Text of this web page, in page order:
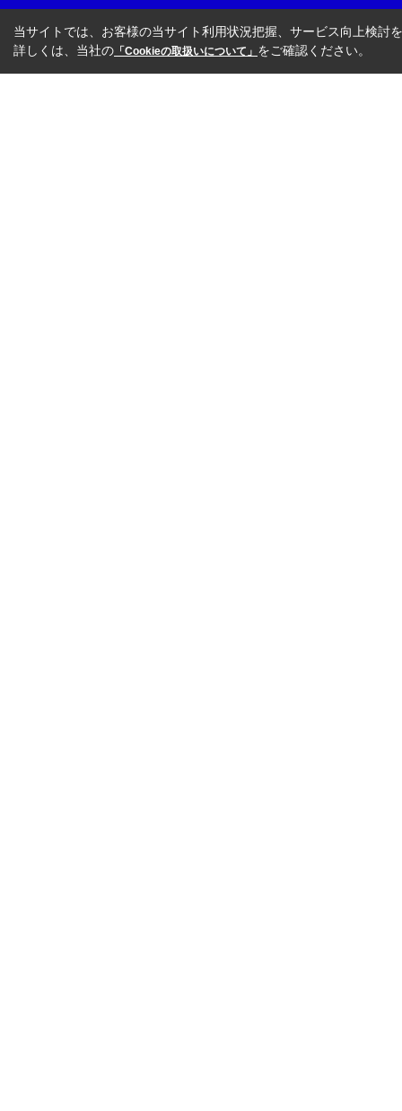
当サイトでは、お客様の当サイト利用状況把握、サービス向上検討
詳しくは、当社の 「Cookieの取扱いについて」 をご確認ください。